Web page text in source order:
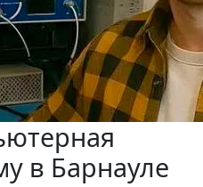
в Барнауле